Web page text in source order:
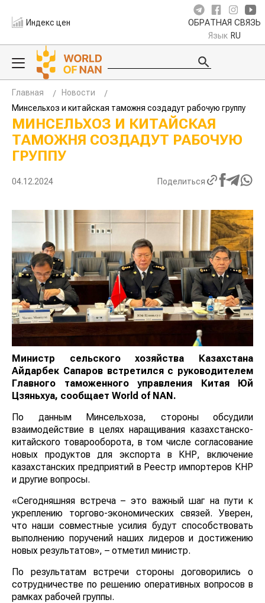
Индекс цен ОБРАТНАЯ СВЯЗЬ
Язык RU
Главная
Новости
Минсельхоз и китайская таможня создадут рабочую группу
МИНСЕЛЬХОЗ И КИТАЙСКАЯ
ТАМОЖНЯ СОЗДАДУТ РАБОЧУЮ
ГРУППУ
04.12.2024 Поделиться
Министр сельского хозяйства Казахстана
Айдарбек Сапаров встретился с руководителем
Главного таможенного управления Китая Юй
Цзяньхуа, сообщает World of NAN.
По данным Минсельхоза, стороны обсудили
взаимодействие в целях наращивания казахстанско-
китайского товарооборота, в том числе согласование
новых продуктов для экспорта в КНР, включение
казахстанских предприятий в Реестр импортеров КНР
и другие вопросы.
«Сегодняшняя встреча – это важный шаг на пути к
укреплению торгово-экономических связей. Уверен,
что наши совместные усилия будут способствовать
выполнению поручений наших лидеров и достижению
новых результатов», – отметил министр.
По результатам встречи стороны договорились о
сотрудничестве по решению оперативных вопросов в
рамках рабочей группы.